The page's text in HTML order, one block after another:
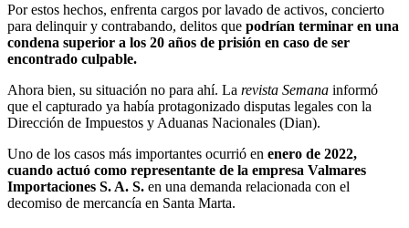
Por estos hechos, enfrenta cargos por lavado de activos, concierto
para delinquir y contrabando, delitos que podrían terminar en una
condena superior a los 20 años de prisión en caso de ser
encontrado culpable.
Ahora bien, su situación no para ahí. La revista Semana informó
que el capturado ya había protagonizado disputas legales con la
Dirección de Impuestos y Aduanas Nacionales (Dian).
Uno de los casos más importantes ocurrió en enero de 2022,
cuando actuó como representante de la empresa Valmares
Importaciones S. A. S. en una demanda relacionada con el
decomiso de mercancía en Santa Marta.